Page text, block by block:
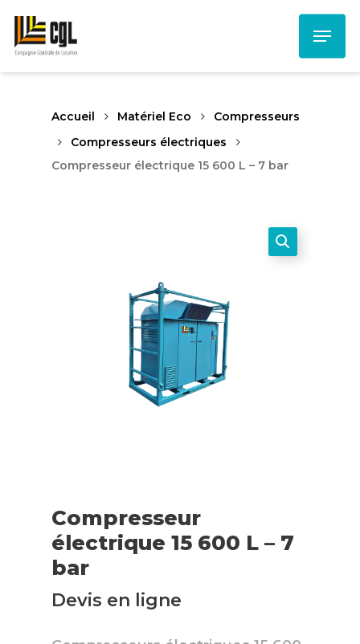
main
content
Menu
Accueil Matériel Eco
Compresseurs
Compresseurs électriques
Compresseur électrique 15 600 L – 7 bar
Compresseur
électrique 15 600 L – 7
bar
Devis en ligne